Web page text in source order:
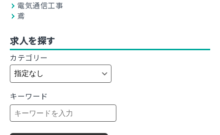
電気通信工事
鳶
求人を探す
カテゴリー
キーワード